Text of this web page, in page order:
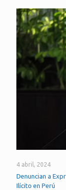
4 abril, 2024
Denuncian a
Ilícito en Perú